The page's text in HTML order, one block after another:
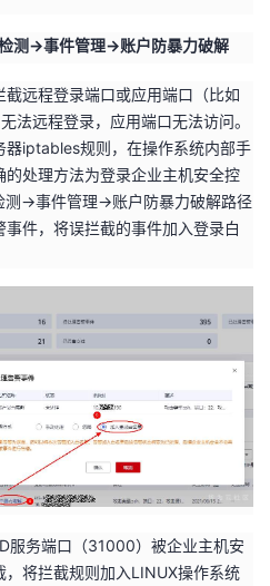
测->事件管理->账户防暴力破解
远程登录端口或应用端口（比如
法远程登录，应用端口无法访问。
器iptables规则，在操作系统内部手
处理方法为登录企业主机安全控
->事件管理->账户防暴力破解路径
件，将误拦截的事件加入登录白
服务端口（31000）被企业主机安
将拦截规则加入LINUX操作系统